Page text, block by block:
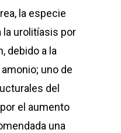
la especie
urolitíasis por
debido a la
uno de
del
el aumento
una